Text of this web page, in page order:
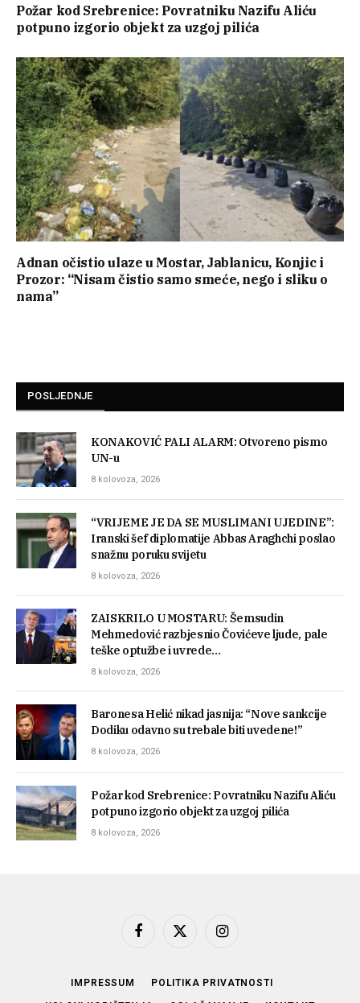
Požar kod Srebrenice: Povratniku Nazifu Aliću
potpuno izgorio objekt za uzgoj pilića
Adnan očistio ulaze u Mostar, Jablanicu, Konjic i
Prozor: “Nisam čistio samo smeće, nego i sliku o
nama”
POSLJEDNJE
KONAKOVIĆ PALI ALARM: Otvoreno pismo
UN-u
8 kolovoza, 2026
“VRIJEME JE DA SE MUSLIMANI UJEDINE”:
Iranski šef diplomatije Abbas Araghchi poslao
snažnu poruku svijetu
8 kolovoza, 2026
ZAISKRILO U MOSTARU: Šemsudin
Mehmedović razbjesnio Čovićeve ljude, pale
teške optužbe i uvrede…
8 kolovoza, 2026
Baronesa Helić nikad jasnija: “Nove sankcije
Dodiku odavno su trebale biti uvedene!”
8 kolovoza, 2026
Požar kod Srebrenice: Povratniku Nazifu Aliću
potpuno izgorio objekt za uzgoj pilića
8 kolovoza, 2026
Facebook
X
Instagram
IMPRESSUM POLITIKA PRIVATNOSTI